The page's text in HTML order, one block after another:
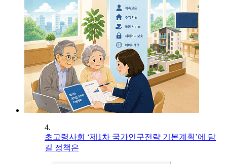
4.
초고령사회 ‘제1차 국가인구전략 기본계획’에 담
길 정책은